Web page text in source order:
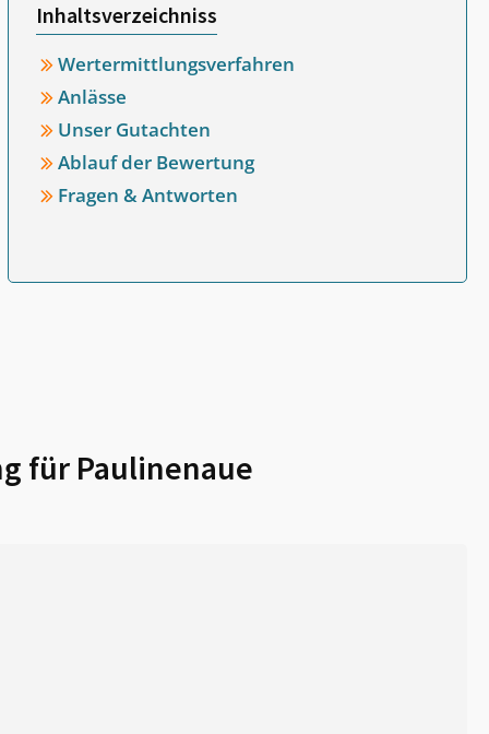
Inhaltsverzeichniss
Wertermittlungsverfahren
Anlässe
Unser Gutachten
Ablauf der Bewertung
Fragen & Antworten
für Paulinenaue